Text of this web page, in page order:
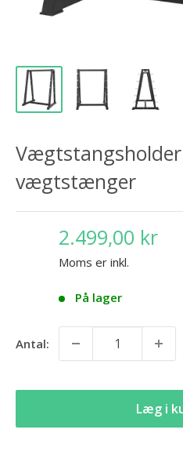
vægtstænger
2.499,00 kr
Moms er inkl.
På lager
Antal:
Læg i